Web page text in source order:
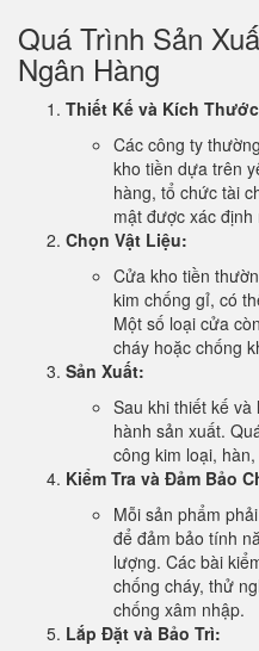
Quá Trình Sản
Ngân Hàng
Thiết Kế và Kích
Các công ty
kho tiền dựa trên
hàng, tổ chức tài
mật được xác
Chọn Vật Liệu:
Cửa kho tiền
kim chống gỉ, có
Một số loại cửa
cháy hoặc chống
Sản Xuất:
Sau khi thiết kế
hành sản xuất.
công kim loại,
Kiểm Tra và Đảm Bảo
Mỗi sản phẩm
để đảm bảo tính
lượng. Các bài
chống cháy, thử
chống xâm nhập.
Lắp Đặt và Bảo Trì: